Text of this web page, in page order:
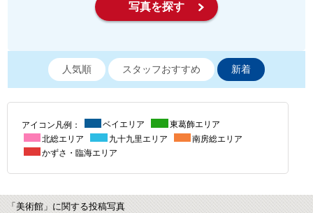
写真を探す
人気順 スタッフおすすめ 新着
アイコン凡例： ベイエリア
東葛飾エリア
北総エリア
九十九里エリア
南房総エリア
かずさ・臨海エリア
「美術館」に関する投稿写真